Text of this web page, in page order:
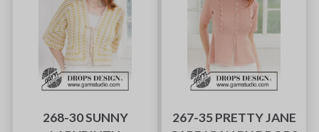
268-30 SUNNY
267-35 PRETTY JANE